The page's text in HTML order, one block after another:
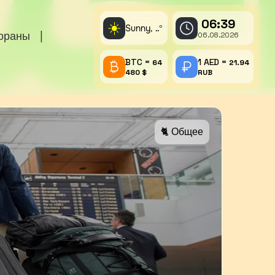
☀️ Sunny, ..° 06:39
06.08.2026
BTC = 64
480 $
1 AED = 21.94
RUB
🐈 Общее